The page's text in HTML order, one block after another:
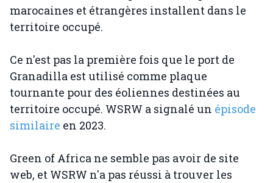
marocaines et étrangères installent dans le
territoire occupé.
Ce n'est pas la première fois que le port de
Granadilla est utilisé comme plaque
tournante pour des éoliennes destinées au
territoire occupé. WSRW a signalé un épisode
similaire en 2023.
Green of Africa ne semble pas avoir de site
web, et WSRW n'a pas réussi à trouver les